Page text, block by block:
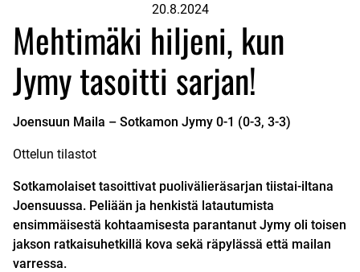
20.8.2024
Mehtimäki hiljeni, kun
Jymy tasoitti sarjan!
Joensuun Maila – Sotkamon Jymy 0-1 (0-3, 3-3)
Ottelun tilastot
Sotkamolaiset tasoittivat puolivälieräsarjan tiistai-iltana
Joensuussa. Peliään ja henkistä latautumista
ensimmäisestä kohtaamisesta parantanut Jymy oli toisen
jakson ratkaisuhetkillä kova sekä räpylässä että mailan
varressa.